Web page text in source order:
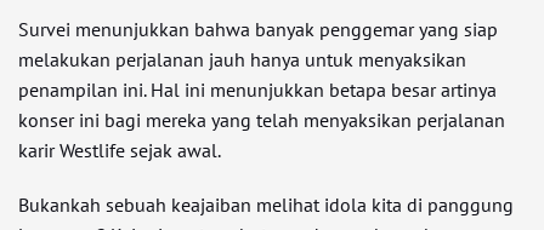
Survei menunjukkan bahwa banyak penggemar yang siap
melakukan perjalanan jauh hanya untuk menyaksikan
penampilan ini. Hal ini menunjukkan betapa besar artinya
konser ini bagi mereka yang telah menyaksikan perjalanan
karir Westlife sejak awal.
Bukankah sebuah keajaiban melihat idola kita di panggung